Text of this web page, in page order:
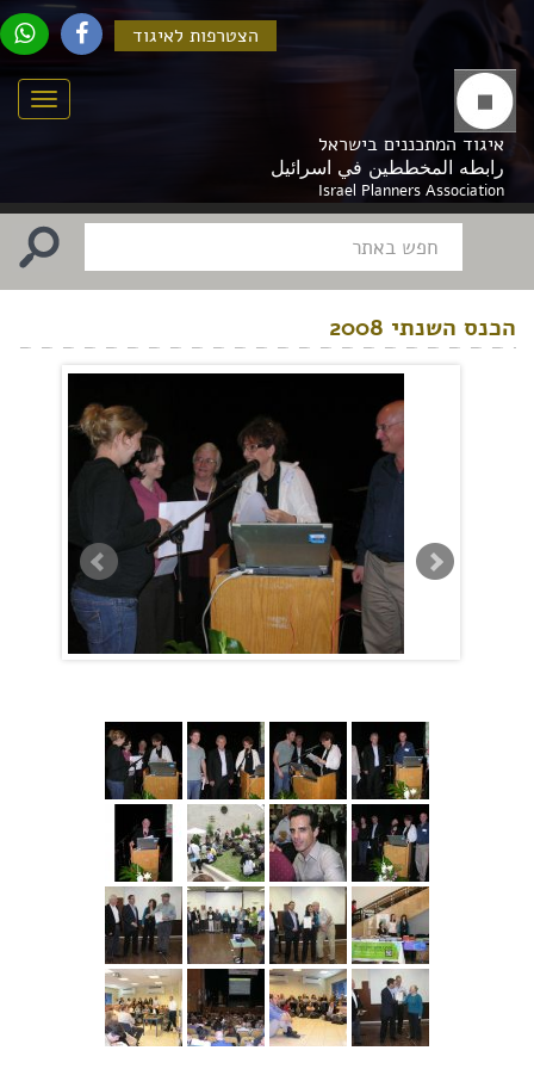
הצטרפות לאיגוד
איגוד המתכננים בישראל
رابطه المخططين في اسرائيل
Israel Planners Association
הכנס השנתי 2008